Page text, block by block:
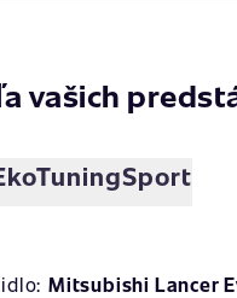
vašich
Sport
Mitsubishi Lancer